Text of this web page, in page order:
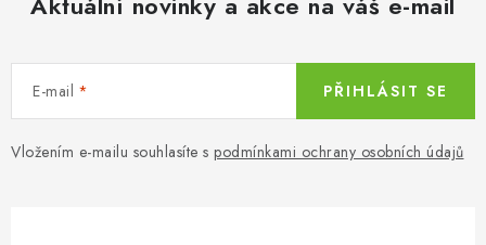
E-mail
Vložením e-mailu souhlasíte s podmínkami ochrany osobních údajů
PŘIHLÁSIT SE